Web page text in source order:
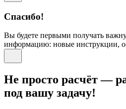
Спасибо!
Вы будете первыми получать
информацию: новые инструкции,
Не просто расчёт —
под вашу задачу!